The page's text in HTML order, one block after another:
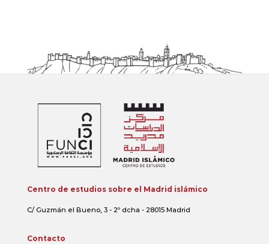
Centro de estudios sobre el Madrid islámico
C/ Guzmán el Bueno, 3 - 2º dcha - 28015 Madrid
Contacto